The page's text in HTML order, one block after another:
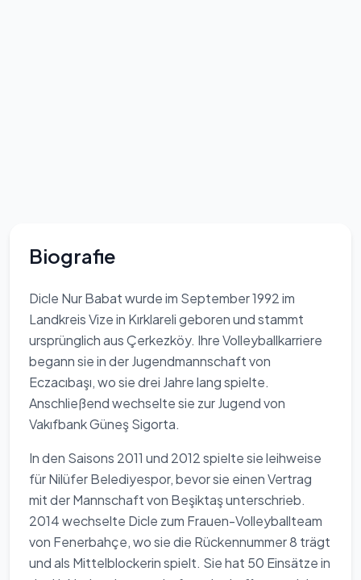
Biografie
Dicle Nur Babat wurde im September 1992 im
Landkreis Vize in Kırklareli geboren und stammt
ursprünglich aus Çerkezköy. Ihre Volleyballkarriere
begann sie in der Jugendmannschaft von
Eczacıbaşı, wo sie drei Jahre lang spielte.
Anschließend wechselte sie zur Jugend von
Vakıfbank Güneş Sigorta.
In den Saisons 2011 und 2012 spielte sie leihweise
für Nilüfer Belediyespor, bevor sie einen Vertrag
mit der Mannschaft von Beşiktaş unterschrieb.
2014 wechselte Dicle zum Frauen-Volleyballteam
von Fenerbahçe, wo sie die Rückennummer 8 trägt
und als Mittelblockerin spielt. Sie hat 50 Einsätze in